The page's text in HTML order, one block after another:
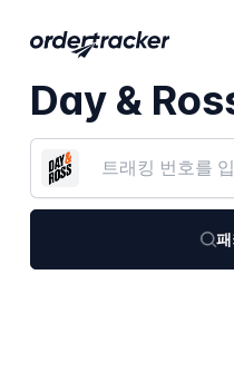
Day &